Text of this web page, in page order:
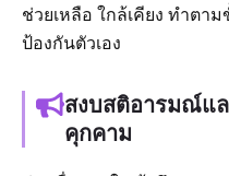
ช่วยเหลือ ใกล้เคียง ทำตา
ป้องกันตัวเอง
สงบสติอารมณ์แ
คุกคาม